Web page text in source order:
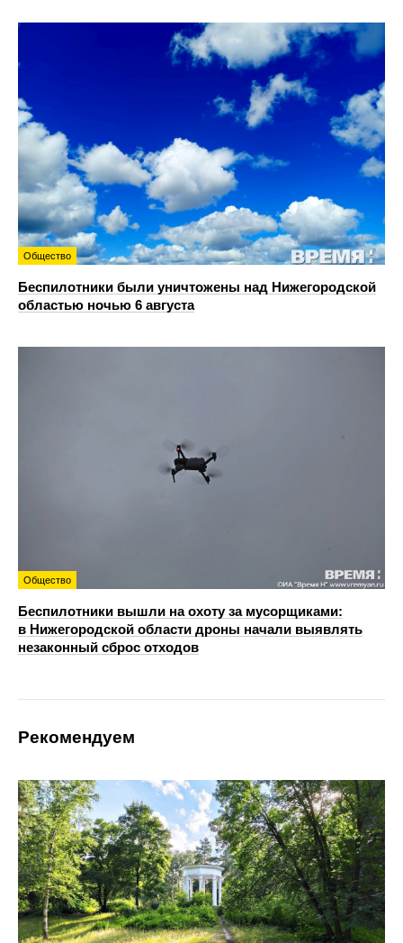
Общество
Беспилотники были уничтожены над Нижегородской
областью ночью 6 августа
Общество
Беспилотники вышли на охоту за мусорщиками:
в Нижегородской области дроны начали выявлять
незаконный сброс отходов
Рекомендуем